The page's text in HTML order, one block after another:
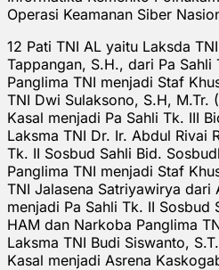
Operasi Keamanan Siber
12 Pati TNI AL yaitu Laksda
Tappangan, S.H., dari Pa Sahli
Panglima TNI menjadi Staf
TNI Dwi Sulaksono, S.H, M.Tr.
Kasal menjadi Pa Sahli Tk. III
Laksma TNI Dr. Ir. Abdul Rivai
Tk. II Sosbud Sahli Bid.
Panglima TNI menjadi Staf
TNI Jalasena Satriyawirya dari
menjadi Pa Sahli Tk. II Sosbud
HAM dan Narkoba Panglima
Laksma TNI Budi Siswanto,
Kasal menjadi Asrena